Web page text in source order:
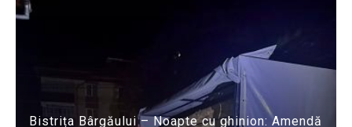
Bistrița Bârgăului – Noapte cu ghinion: Amendă